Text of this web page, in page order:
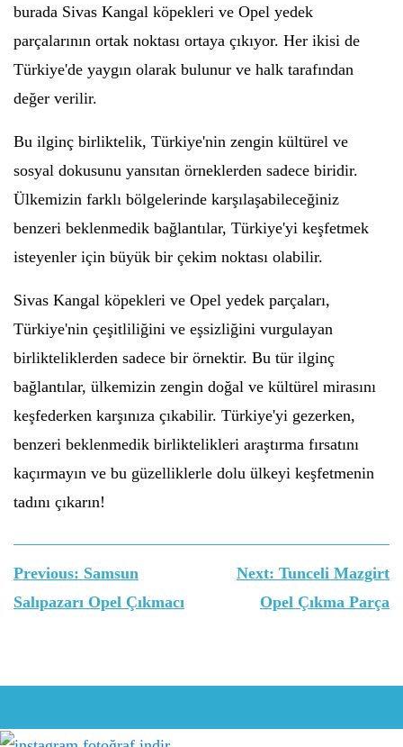
burada Sivas Kangal köpekleri ve Opel yedek
parçalarının ortak noktası ortaya çıkıyor. Her ikisi de
Türkiye'de yaygın olarak bulunur ve halk tarafından
değer verilir.
Bu ilginç birliktelik, Türkiye'nin zengin kültürel ve
sosyal dokusunu yansıtan örneklerden sadece biridir.
Ülkemizin farklı bölgelerinde karşılaşabileceğiniz
benzeri beklenmedik bağlantılar, Türkiye'yi keşfetmek
isteyenler için büyük bir çekim noktası olabilir.
Sivas Kangal köpekleri ve Opel yedek parçaları,
Türkiye'nin çeşitliliğini ve eşsizliğini vurgulayan
birlikteliklerden sadece bir örnektir. Bu tür ilginç
bağlantılar, ülkemizin zengin doğal ve kültürel mirasını
keşfederken karşınıza çıkabilir. Türkiye'yi gezerken,
benzeri beklenmedik birliktelikleri araştırma fırsatını
kaçırmayın ve bu güzelliklerle dolu ülkeyi keşfetmenin
tadını çıkarın!
Yazı
gezinmesi
Previous: Samsun
Salıpazarı Opel Çıkmacı
Next: Tunceli Mazgirt
Opel Çıkma Parça